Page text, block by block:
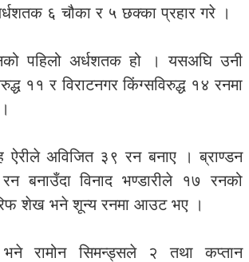
६ चौका र ५ छक्का प्रहार गरे ।
पहिलो अर्धशतक हो । यसअघि उनी
११ र विराटनगर किंग्सविरुद्ध १४ रनमा
ऐरीले अविजित ३९ रन बनाए । ब्राण्डन
बनाउँदा विनाद भण्डारीले १७ रनको
शेख भने शून्य रनमा आउट भए ।
भने रामोन सिमन्ड्सले २ तथा कप्तान